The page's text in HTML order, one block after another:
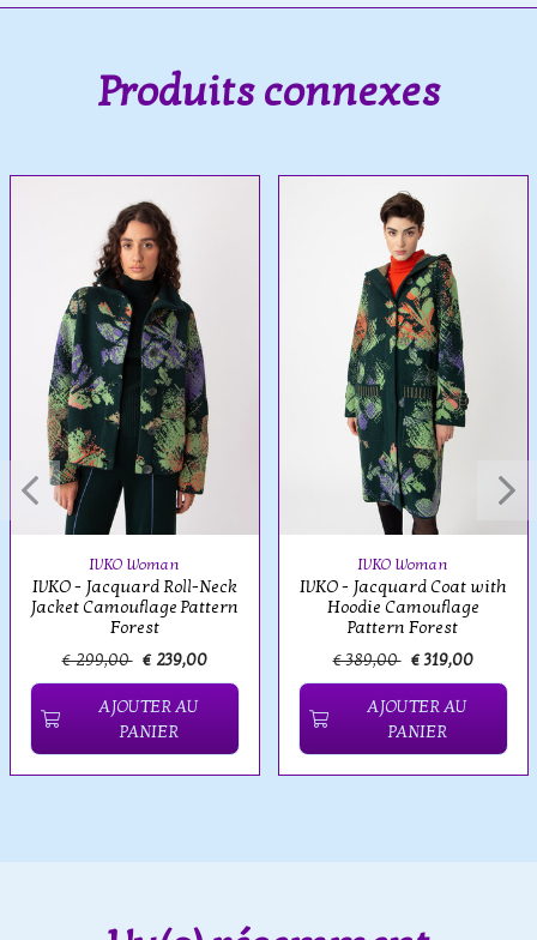
Produits connexes
IVKO Woman
IVKO - Jacquard Roll-Neck
Jacket Camouflage Pattern
Forest
€ 299,00 € 239,00
AJOUTER AU
PANIER
IVKO Woman
IVKO - Jacquard Coat with
Hoodie Camouflage
Pattern Forest
€ 389,00 € 319,00
AJOUTER AU
PANIER